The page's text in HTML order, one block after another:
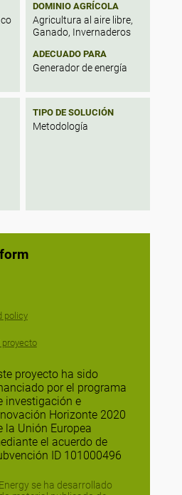
DOMINIO AGRÍCOLA
Agricultura al aire libre,
Ganado, Invernaderos
ADECUADO PARA
Generador de energía
TIPO DE SOLUCIÓN
Metodología
policy
proyecto
proyecto ha sido
por el programa
investigación e
Horizonte 2020
la Unión Europea
el acuerdo de
ID 101000496
se ha desarrollado